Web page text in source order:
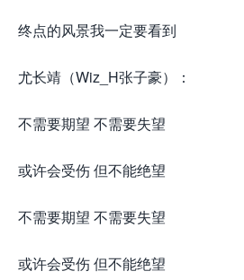
终点的风景我一定要看到
尤长靖（Wiz_H张子豪）：
不需要期望 不需要失望
或许会受伤 但不能绝望
不需要期望 不需要失望
或许会受伤 但不能绝望